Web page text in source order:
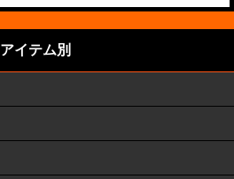
アイテム別